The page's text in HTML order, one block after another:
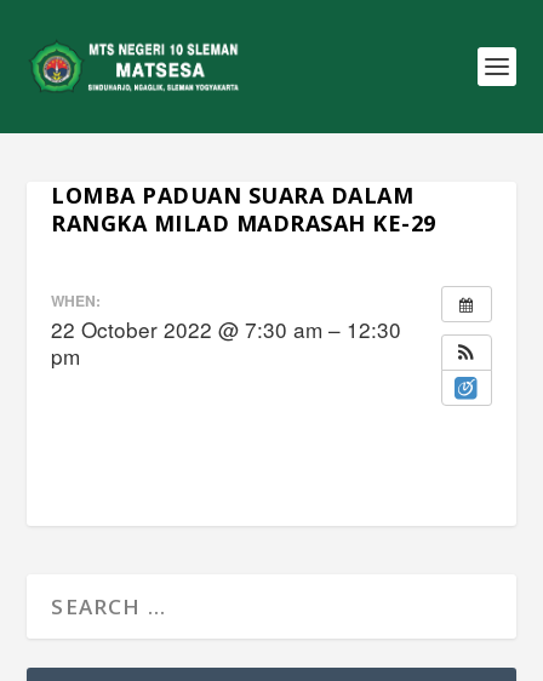
LOMBA PADUAN SUARA DALAM
RANGKA MILAD MADRASAH KE-29
WHEN:
22 October 2022 @ 7:30 am – 12:30
pm